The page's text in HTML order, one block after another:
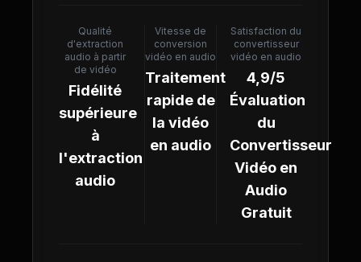
Qualité
d'extraction
audio à partir
de vidéo
Fidélité
supérieure
à
l'extraction
audio
Vitesse de
conversion
vidéo en audio
Traitement
rapide de
la vidéo
en audio
Satisfaction du
convertisseur
vidéo en audio
4,9/5
Évaluation
du
Convertisseur
Vidéo en
Audio
Gratuit